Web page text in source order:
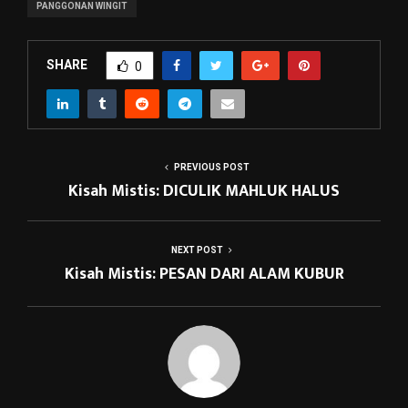
PANGGONAN WINGIT
SHARE 0
PREVIOUS POST
Kisah Mistis: DICULIK MAHLUK HALUS
NEXT POST
Kisah Mistis: PESAN DARI ALAM KUBUR